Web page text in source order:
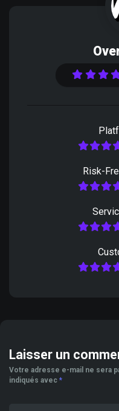
Risk-
Laisser un
Votre adresse e-mail ne sera
indiqués avec *